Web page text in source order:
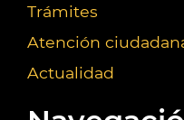
Trámites
Atención
Actualidad